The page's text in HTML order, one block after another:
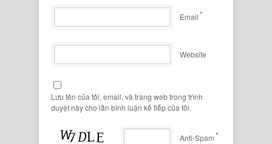
Email*
Website
Lưu tên của tôi, email, và trang web trong trình
duyệt này cho lần bình luận kế tiếp của tôi.
Anti-Spam*